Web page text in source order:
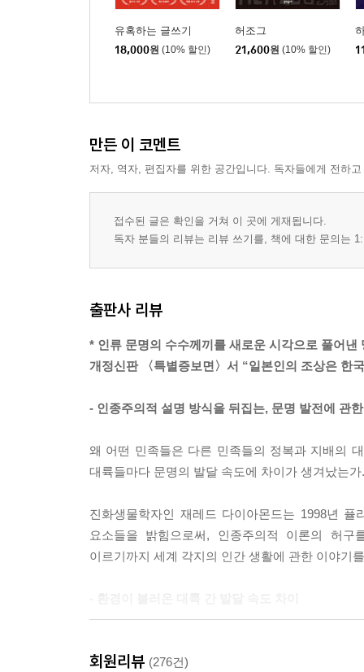
유혹하는 글쓰기
18,000원 (10% 할인)
허조그
21,600원 (10% 할인)
만든 이 코멘트
저자, 역자, 편집자를 위한 공간입니다. 독자들에게 전하
접수된 글은 확인을 거쳐 이 곳에 게재됩니다.
독자 분들의 리뷰는 리뷰 쓰기를, 책에 대한 문의는
출판사 리뷰
* 인류 문명의 수수께끼를 새로운 시각으로 풀어낸
개정신판 〈특별증보면〉서 “일본인의 조상은 한
- 인종주의적 설명 방식을 뒤집는, 문명 발전에 관
왜 어떤 민족들은 다른 민족들의 정복과 지배의
대륙들마다 문명의 발달 속도에 차이가 생겨났는
진화생물학자인 재레드 다이아몬드는 1998년
요소들을 밝힘으로써, 인종주의적 이론의 허
이르기까지 세계 각지의 인간 생활에 관한 이야기
서로 다른 길을 걷기 시작했다. 비옥한 초승달 지
회원리뷰 (276건)